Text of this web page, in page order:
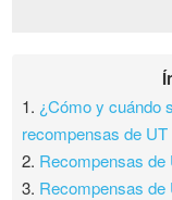
1. ¿Cómo y cuándo
recompensas de
2. Recompensas de
3. Recompensas de